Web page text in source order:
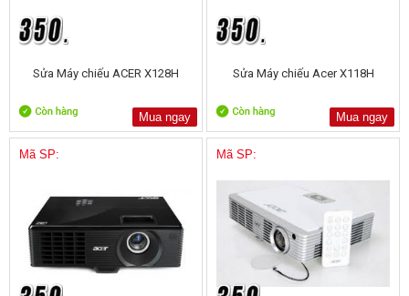
Sửa Máy chiếu ACER X128H
Mua ngay
Sửa Máy chiếu Acer X118H
Mua ngay
Mã SP: Mã SP: